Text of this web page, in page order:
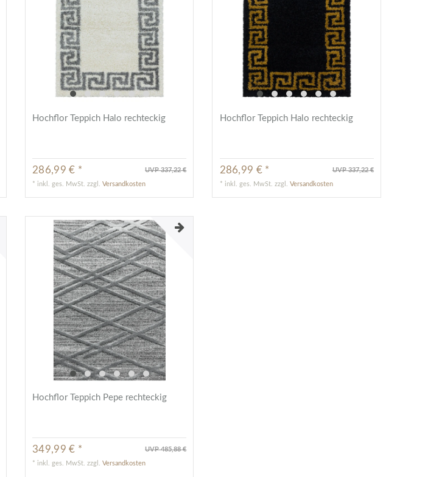
Hochflor Teppich Halo rechteckig
UVP 337,22 €
286,99 € *
* inkl. ges. MwSt. zzgl.Versandkosten
Hochflor Teppich Halo rechteckig
UVP 337,22 €
286,99 € *
* inkl. ges. MwSt. zzgl. Versandkosten
Hochflor Teppich Pepe rechteckig
UVP 485,88 €
349,99 € *
* inkl. ges. MwSt. zzgl.Versandkosten